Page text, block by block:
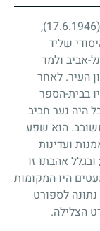
(17.6.1946)
,
שליד
אביב ולמד
העיר. לאחר
בבית-הספר
היה נער חביב
הוא שפע
ועדינות
; ובגלל אהבתו זו
היו המקומות
לספורט
הצלילה.